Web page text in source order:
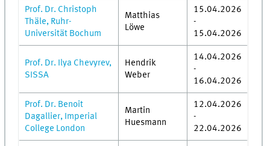
Prof. Dr. Christoph
Thäle, Ruhr-
Universität Bochum
Matthias
Löwe
15.04.2026
-
15.04.2026
Prof. Dr. Ilya Chevyrev,
SISSA
Hendrik
Weber
14.04.2026
-
16.04.2026
Prof. Dr. Benoit
Dagallier, Imperial
College London
Martin
Huesmann
12.04.2026
-
22.04.2026